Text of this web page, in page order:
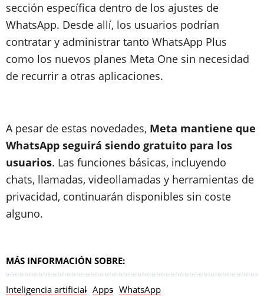
sección específica dentro de los ajustes de
WhatsApp. Desde allí, los usuarios podrían
contratar y administrar tanto WhatsApp Plus
como los nuevos planes Meta One sin necesidad
de recurrir a otras aplicaciones.
A pesar de estas novedades, Meta mantiene que
WhatsApp seguirá siendo gratuito para los
usuarios. Las funciones básicas, incluyendo
chats, llamadas, videollamadas y herramientas de
privacidad, continuarán disponibles sin coste
alguno.
MÁS INFORMACIÓN SOBRE:
Inteligencia artificial Apps WhatsApp